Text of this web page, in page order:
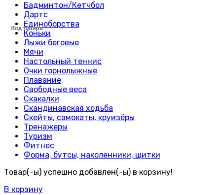
Код товара:
Код товара:
Код товара:
Код товара:
Код товара:
Код товара:
Код товара:
Код товара:
Код товара:
Код товара:
Код товара:
Код товара:
Код товара:
Код товара:
Код товара:
Код товара:
Код товара:
Код товара:
Код товара:
Код товара:
Код товара:
Код товара:
Код товара:
Бадминтон/Кетчбол
Дартс
Единоборства
Коньки
Лыжи беговые
Мячи
Настольный теннис
Очки горнолыжные
Плавание
Свободные веса
Скакалки
Скандинавская ходьба
Скейты, самокаты, круизёры
Тренажеры
Туризм
Фитнес
Форма, бутсы, наколенники, щитки
Товар(-ы) успешно добавлен(-ы) в корзину!
В корзину